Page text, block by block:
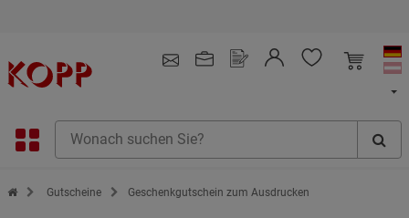
Zur Startseite des Kopp Verlag Online-Shop
Gutscheine Geschenkgutschein zum Ausdrucken